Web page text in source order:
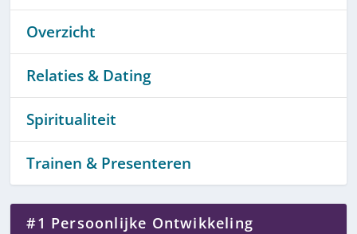
Overzicht
Relaties & Dating
Spiritualiteit
Trainen & Presenteren
#1 Persoonlijke Ontwikkeling